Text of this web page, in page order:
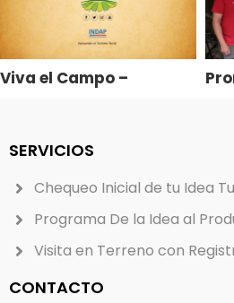
Viva el Campo –
SERVICIOS
Chequeo Inicial de tu Idea
Programa De la Idea al
Visita en Terreno con
CONTACTO